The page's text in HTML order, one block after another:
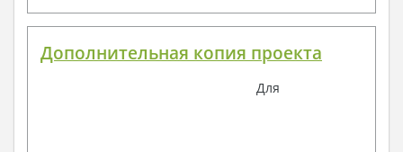
Дополнительная копия проекта
Для